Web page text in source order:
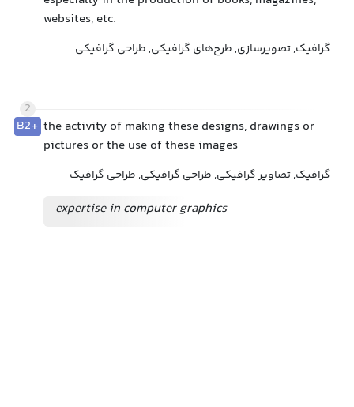
websites, etc.
گرافیک, تصویرسازی, طرح‌های گرافیکی, طراحی گرافیکی
2
B2+ the activity of making these designs, drawings or
pictures or the use of these images
گرافیک, تصاویر گرافیکی, طراحی گرافیکی, طراحی گرافیک
expertise in computer graphics